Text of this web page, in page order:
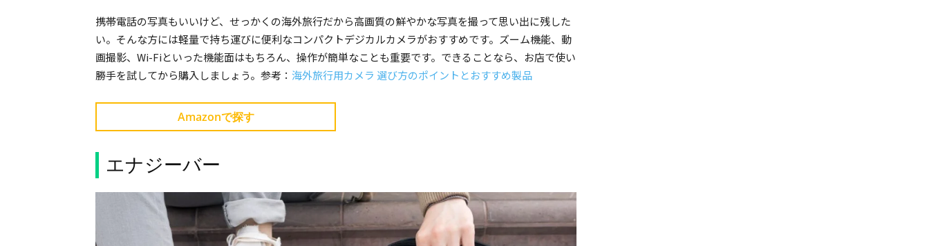
携帯電話の写真もいいけど、せっかくの海外旅行だから高画質の鮮やかな写真を撮って思い出に残した
い。そんな方には軽量で持ち運びに便利なコンパクトデジカルカメラがおすすめです。ズーム機能、動
画撮影、Wi-Fiといった機能面はもちろん、操作が簡単なことも重要です。できることなら、お店で使い
勝手を試してから購入しましょう。参考： 海外旅行用カメラ 選び方のポイントとおすすめ製品
Amazonで探す
エナジーバー